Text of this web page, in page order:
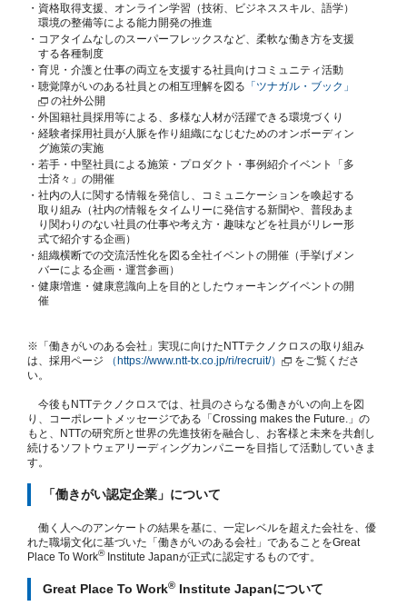
・ 資格取得支援、オンライン学習（技術、ビジネススキル、語学）
環境の整備等による能力開発の推進
・ コアタイムなしのスーパーフレックスなど、柔軟な働き方を支援
する各種制度
・ 育児・介護と仕事の両立を支援する社員向けコミュニティ活動
・ 聴覚障がいのある社員との相互理解を図る 「ツナガル・ブック」
の社外公開
・ 外国籍社員採用等による、多様な人材が活躍できる環境づくり
・ 経験者採用社員が人脈を作り組織になじむためのオンボーディン
グ施策の実施
・ 若手・中堅社員による施策・プロダクト・事例紹介イベント「多
士済々」の開催
・ 社内の人に関する情報を発信し、コミュニケーションを喚起する
取り組み（社内の情報をタイムリーに発信する新聞や、普段あま
り関わりのない社員の仕事や考え方・趣味などを社員がリレー形
式で紹介する企画）
・ 組織横断での交流活性化を図る全社イベントの開催（手挙げメン
バーによる企画・運営参画）
・ 健康増進・健康意識向上を目的としたウォーキングイベントの開
催
※「働きがいのある会社」実現に向けたNTTテクノクロスの取り組み
は、採用ページ
（https://www.ntt-tx.co.jp/ri/recruit/）
をご覧くださ
い。
今後もNTTテクノクロスでは、社員のさらなる働きがいの向上を図
り、コーポレートメッセージである「Crossing makes the Future.」の
もと、NTTの研究所と世界の先進技術を融合し、お客様と未来を共創し
続けるソフトウェアリーディングカンパニーを目指して活動していきま
す。
「働きがい認定企業」について
働く人へのアンケートの結果を基に、一定レベルを超えた会社を、優
れた職場文化に基づいた「働きがいのある会社」であることをGreat
Place To Work®Institute Japanが正式に認定するものです。
Great Place To Work® Institute Japanについて